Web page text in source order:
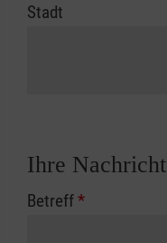
Stadt
Ihre Nachricht
Betreff*